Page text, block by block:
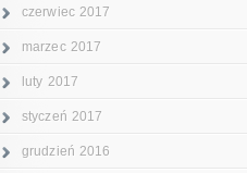
czerwiec 2017
marzec 2017
luty 2017
styczeń 2017
grudzień 2016